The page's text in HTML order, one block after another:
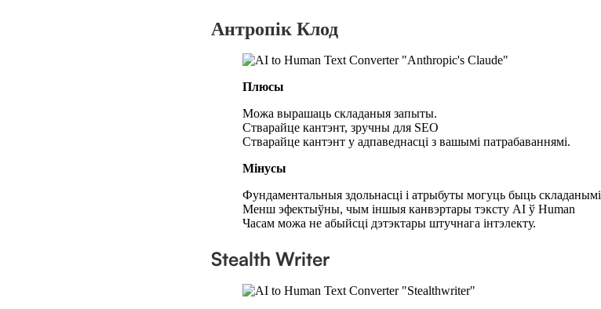
Антропік Клод
Плюсы
Можа вырашаць складаныя запыты.
Стварайце кантэнт, зручны для SEO
Стварайце кантэнт у адпаведнасці з вашымі патрабаваннямі.
Мінусы
Фундаментальныя здольнасці і атрыбуты могуць быць складанымі
Менш эфектыўны, чым іншыя канвэртары тэксту AI ў Human
Часам можа не абыйсці дэтэктары штучнага інтэлекту.
Stealth Writer